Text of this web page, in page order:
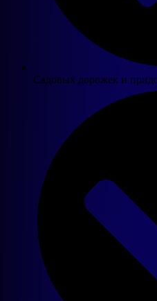
Садовых дорожек и